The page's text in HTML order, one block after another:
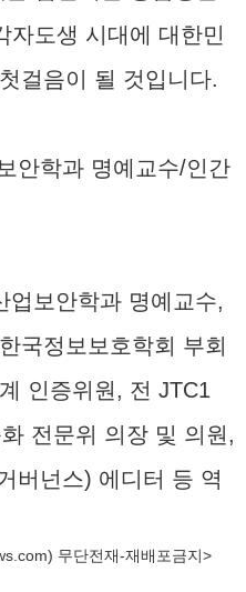
자도생 시대에 대한민
걸음이 될 것입니다.
안학과 명예교수/인간
업보안학과 명예교수,
국정보보호학회 부회
인증위원, 전 JTC1
전문위 의장 및 의원,
버넌스) 에디터 등 역
) 무단전재-재배포금지>